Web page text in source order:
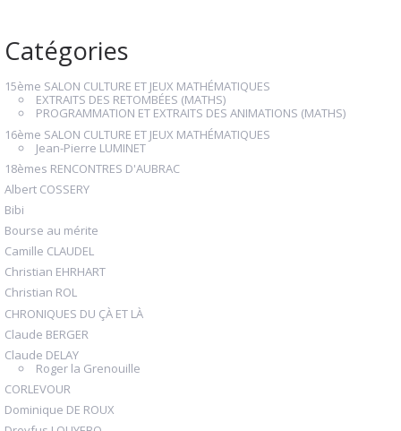
Catégories
15ème SALON CULTURE ET JEUX MATHÉMATIQUES
EXTRAITS DES RETOMBÉES (MATHS)
PROGRAMMATION ET EXTRAITS DES ANIMATIONS (MATHS)
16ème SALON CULTURE ET JEUX MATHÉMATIQUES
Jean-Pierre LUMINET
18èmes RENCONTRES D'AUBRAC
Albert COSSERY
Bibi
Bourse au mérite
Camille CLAUDEL
Christian EHRHART
Christian ROL
CHRONIQUES DU ÇÀ ET LÀ
Claude BERGER
Claude DELAY
Roger la Grenouille
CORLEVOUR
Dominique DE ROUX